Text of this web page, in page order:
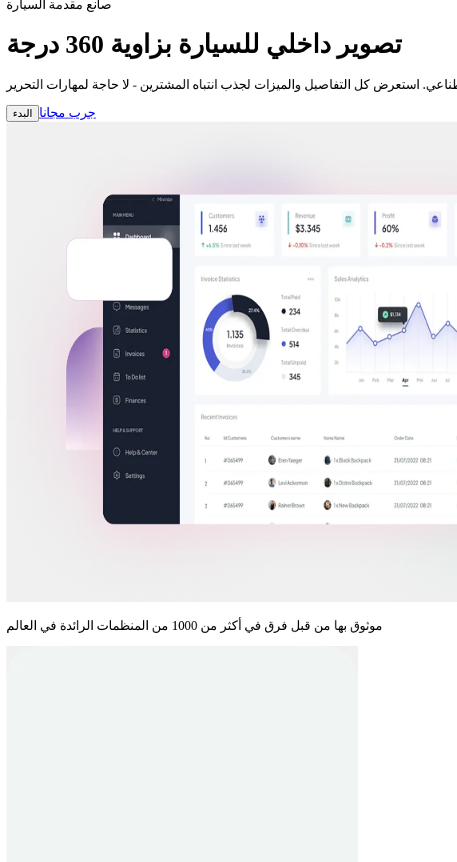
صانع مقدمة السيارة
تصوير داخلي للسيارة بزاوية 360 درجة
البدء جرب مجانا
موثوق بها من قبل فرق في أكثر من 1000 من المنظمات الرائدة في العالم